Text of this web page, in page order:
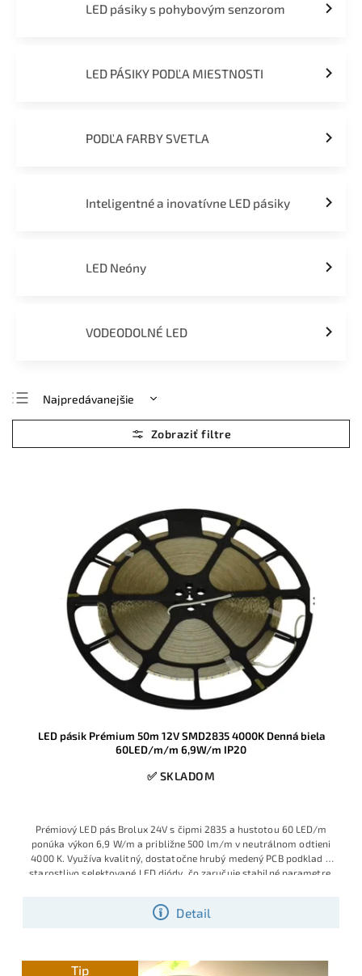
LED pásiky s pohybovým senzorom
LED PÁSIKY PODĽA MIESTNOSTI
PODĽA FARBY SVETLA
Inteligentné a inovatívne LED pásiky
LED Neóny
VODEODOLNÉ LED
Najpredávanejšie
Najlacnejšie
Najdrahšie
LED pásik Prémium 50m 12V SMD2835 4000K Denná biela
60LED/m/m 6,9W/m IP20
✅ SKLADOM
Detail
Prémiový LED pás Brolux 24V s čipmi 2835 a hustotou 60 LED/m
ponúka výkon 6,9 W/m a približne 500 lm/m v neutrálnom odtieni
4000 K. Využíva kvalitný, dostatočne hrubý medený PCB podklad a
starostlivo selektované LED diódy, čo zaručuje stabilné parametre,
Tip